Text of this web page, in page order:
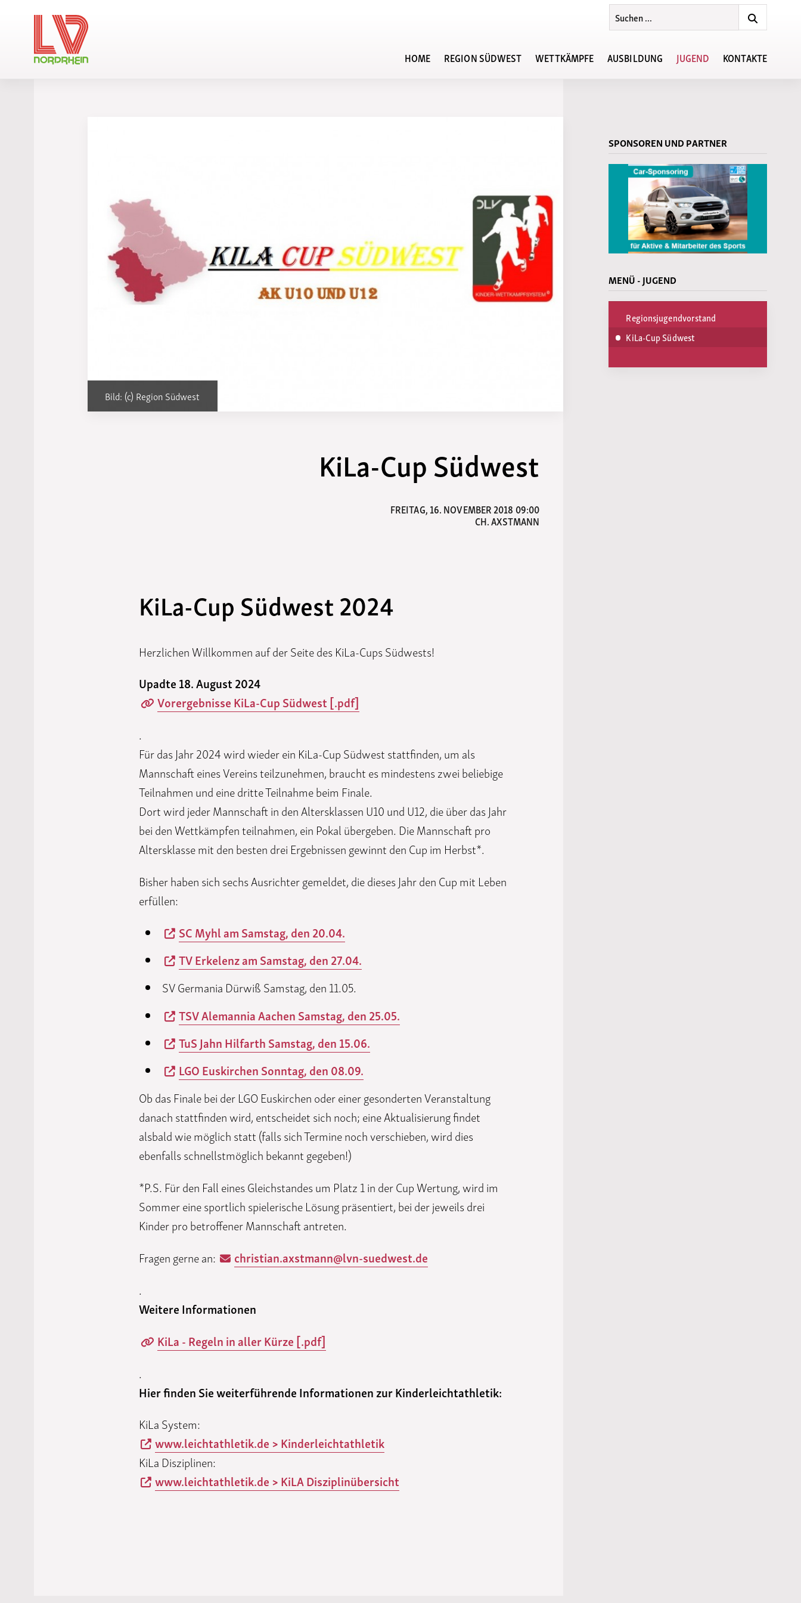
HOME REGION SÜDWEST WETTKÄMPFE AUSBILDUNG
Lehrgänge in der Region
JUGEND KONTAKTE
Bild: (c) Region Südwest
KiLa-Cup Südwest
FREITAG, 16. NOVEMBER 2018 09:00
CH. AXSTMANN
KiLa-Cup Südwest 2024
Herzlichen Willkommen auf der Seite des KiLa-Cups Südwests!
Upadte 18. August 2024
Vorergebnisse KiLa-Cup Südwest [.pdf]
.
Für das Jahr 2024 wird wieder ein KiLa-Cup Südwest stattfinden, um als
Mannschaft eines Vereins teilzunehmen, braucht es mindestens zwei beliebige
Teilnahmen und eine dritte Teilnahme beim Finale.
Dort wird jeder Mannschaft in den Altersklassen U10 und U12, die über das Jahr
bei den Wettkämpfen teilnahmen, ein Pokal übergeben. Die Mannschaft pro
Altersklasse mit den besten drei Ergebnissen gewinnt den Cup im Herbst*.
Bisher haben sich sechs Ausrichter gemeldet, die dieses Jahr den Cup mit Leben
erfüllen:
SC Myhl am Samstag, den 20.04.
TV Erkelenz am Samstag, den 27.04.
SV Germania Dürwiß Samstag, den 11.05.
TSV Alemannia Aachen Samstag, den 25.05.
TuS Jahn Hilfarth Samstag, den 15.06.
LGO Euskirchen Sonntag, den 08.09.
Ob das Finale bei der LGO Euskirchen oder einer gesonderten Veranstaltung
danach stattfinden wird, entscheidet sich noch; eine Aktualisierung findet
alsbald wie möglich statt (falls sich Termine noch verschieben, wird dies
ebenfalls schnellstmöglich bekannt gegeben!)
*P.S. Für den Fall eines Gleichstandes um Platz 1 in der Cup Wertung, wird im
Sommer eine sportlich spielerische Lösung präsentiert, bei der jeweils drei
Kinder pro betroffener Mannschaft antreten.
Fragen gerne an:
christian.axstmann@lvn-suedwest.de
.
Weitere Informationen
KiLa - Regeln in aller Kürze [.pdf]
.
Hier finden Sie weiterführende Informationen zur Kinderleichtathletik:
KiLa System:
www.leichtathletik.de > Kinderleichtathletik
KiLa Disziplinen:
www.leichtathletik.de > KiLA Disziplinübersicht
SPONSOREN UND PARTNER
MENÜ - JUGEND
Regionsjugendvorstand
KiLa-Cup Südwest